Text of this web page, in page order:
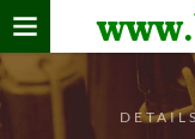
Home
verzamelen
De bierkaart